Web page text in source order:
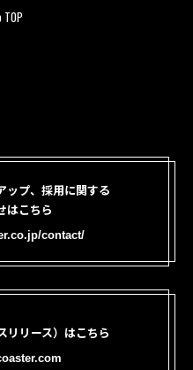
TOP
ップ、採用に関する
はこちら
contact/
リリース）はこちら